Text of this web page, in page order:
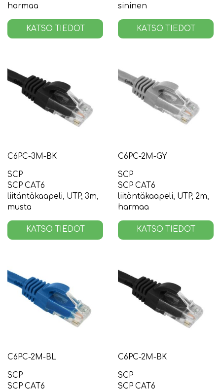
harmaa
KATSO TIEDOT
sininen
KATSO TIEDOT
C6PC-3M-BK
SCP
SCP CAT6
liitäntäkaapeli, UTP, 3m,
musta
KATSO TIEDOT
C6PC-2M-GY
SCP
SCP CAT6
liitäntäkaapeli, UTP, 2m,
harmaa
KATSO TIEDOT
C6PC-2M-BL
SCP
SCP CAT6
C6PC-2M-BK
SCP
SCP CAT6